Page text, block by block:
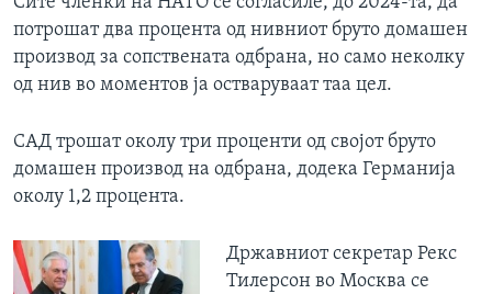
потрошат два процента од нивниот бруто домашен
производ за сопствената одбрана, но само неколку
од нив во моментов ја остваруваат таа цел.
САД трошат околу три проценти од својот бруто
домашен производ на одбрана, додека Германија
околу 1,2 процента.
​Државниот секретар Рекс
Тилерсон во Москва се